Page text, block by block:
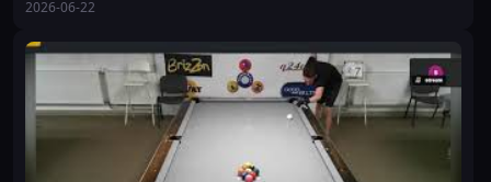
2026-06-22